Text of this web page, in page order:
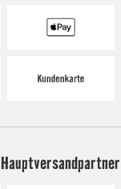
Hauptversandpartner